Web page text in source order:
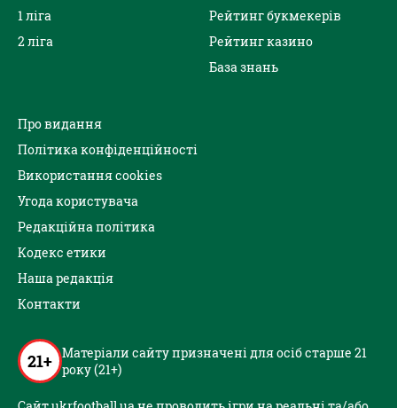
1 ліга
2 ліга
Рейтинг букмекерів
Рейтинг казино
База знань
Про видання
Політика конфіденційності
Використання cookies
Угода користувача
Редакційна політика
Кодекс етики
Наша редакція
Контакти
21+ Матеріали сайту призначені для осіб старше 21
року (21+)